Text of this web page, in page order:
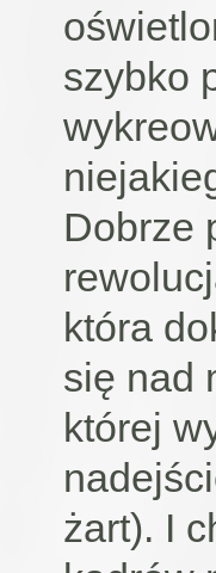
szybko
Dobrze
która
się nad
której
żart). I